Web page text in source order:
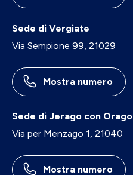
Sede di Vergiate
Via Sempione 99, 21029
Mostra numero
Sede di Jerago con Orago
Via per Menzago 1, 21040
Mostra numero